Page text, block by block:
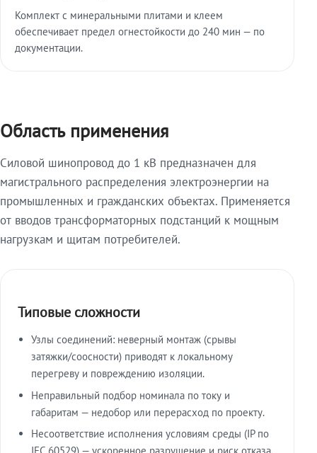
Комплект с минеральными плитами и клеем
обеспечивает предел огнестойкости до 240 мин — по
документации.
Область применения
Силовой шинопровод до 1 кВ предназначен для
магистрального распределения электроэнергии на
промышленных и гражданских объектах. Применяется
от вводов трансформаторных подстанций к мощным
нагрузкам и щитам потребителей.
Типовые сложности
Узлы соединений: неверный монтаж (срывы
затяжки/соосности) приводят к локальному
перегреву и повреждению изоляции.
Неправильный подбор номинала по току и
габаритам — недобор или перерасход по проекту.
Несоответствие исполнения условиям среды (IP по